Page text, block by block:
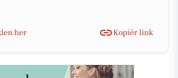
her
Kopiér link